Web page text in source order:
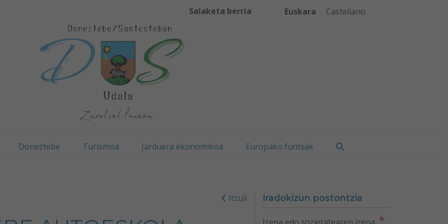
Salaketa berria Euskara Castellano
Doneztebe Turismoa Jarduera ekonomikoa Europako funtsak
Itzuli Iradokizun postontzia
*